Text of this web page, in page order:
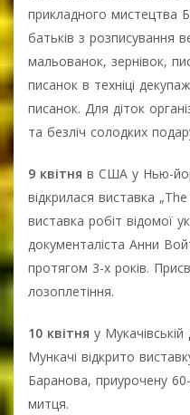
прикладного мистецтва
батьків з розписування
мальованок, зернівок,
писанок в техніці
писанок. Для діток
та безліч солодких
9 квітня в США у Нью-
відкрилася виставка
виставка робіт відомої
документаліста Анни
протягом 3-х років.
лозоплетіння.
10 квітня у
Мункачі відкрито
Баранова, приурочену
митця.